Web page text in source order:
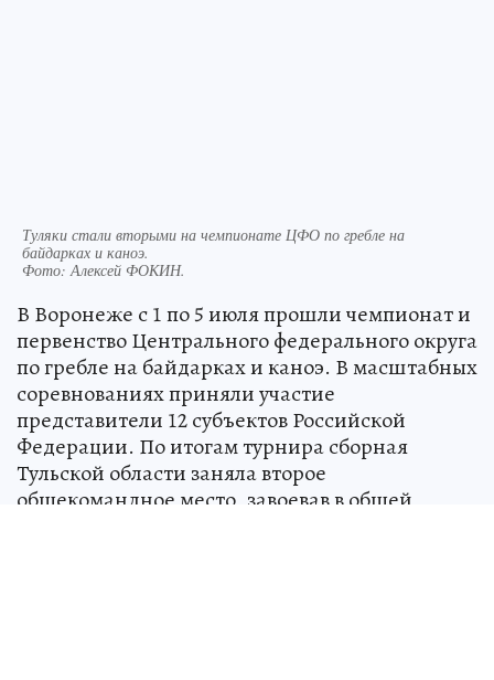
Туляки стали вторыми на чемпионате ЦФО по гребле на
байдарках и каноэ.
Фото:Алексей ФОКИН.
В Воронеже с 1 по 5 июля прошли чемпионат и
первенство Центрального федерального округа
по гребле на байдарках и каноэ. В масштабных
соревнованиях приняли участие
представители 12 субъектов Российской
Федерации. По итогам турнира сборная
Тульской области заняла второе
общекомандное место, завоевав в общей